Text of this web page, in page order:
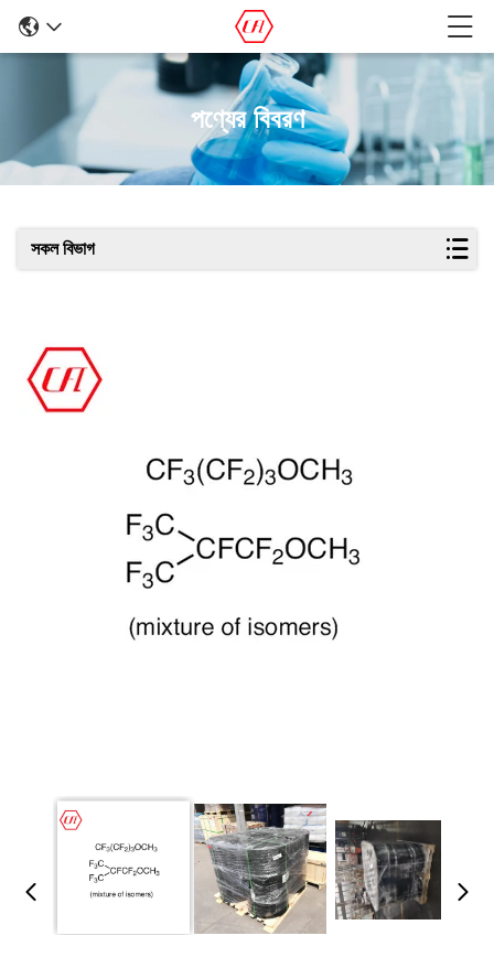
পণ্যের বিবরণ
সকল বিভাগ